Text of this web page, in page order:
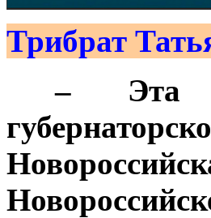
Трибрат
***– Эта